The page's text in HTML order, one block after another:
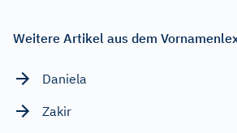
Weitere Artikel aus dem
Daniela
Zakir